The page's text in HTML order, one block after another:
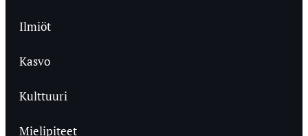
Ilmiöt
Kasvo
Kulttuuri
Mielipiteet